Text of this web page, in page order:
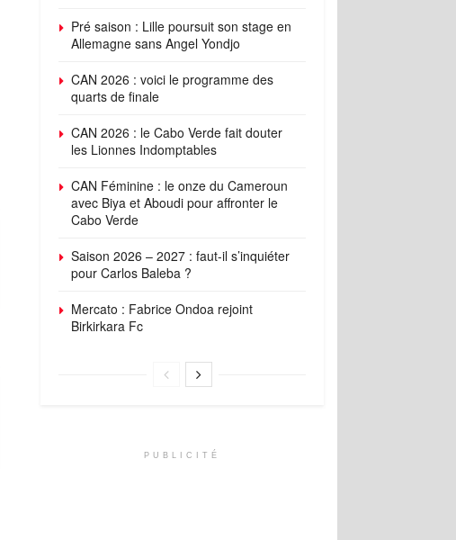
Pré saison : Lille poursuit son stage en
Allemagne sans Angel Yondjo
CAN 2026 : voici le programme des
quarts de finale
CAN 2026 : le Cabo Verde fait douter
les Lionnes Indomptables
CAN Féminine : le onze du Cameroun
avec Biya et Aboudi pour affronter le
Cabo Verde
Saison 2026 – 2027 : faut-il s’inquiéter
pour Carlos Baleba ?
Mercato : Fabrice Ondoa rejoint
Birkirkara Fc
PUBLICITÉ